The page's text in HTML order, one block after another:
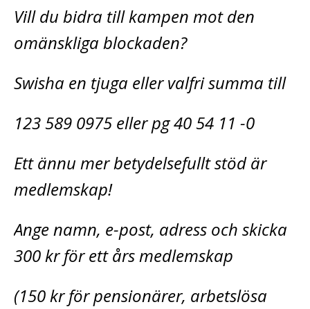
Vill du bidra till kampen mot den
omänskliga blockaden?
Swisha en tjuga eller valfri summa till
123 589 0975 eller pg 40 54 11 -0
Ett ännu mer betydelsefullt stöd är
medlemskap!
Ange namn, e-post, adress och skicka
300 kr för ett års medlemskap
(150 kr för pensionärer, arbetslösa